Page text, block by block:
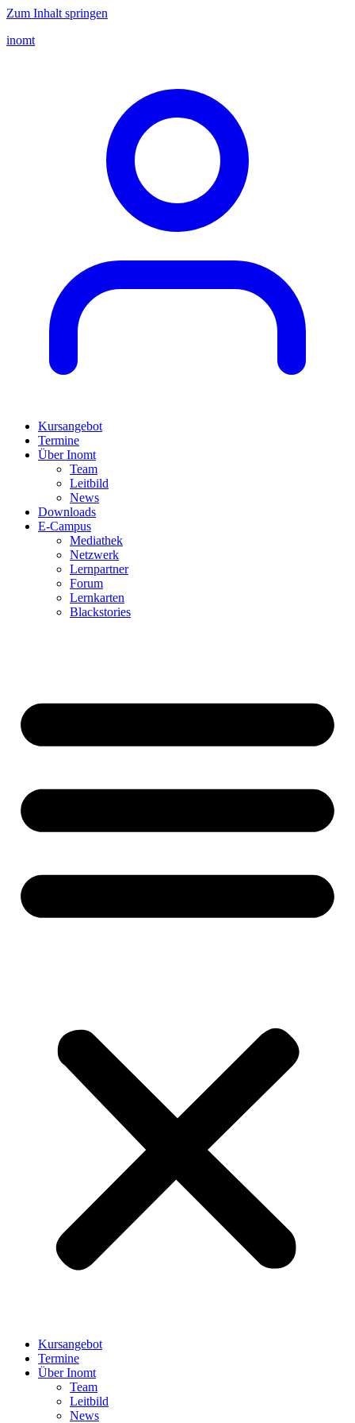
Zum Inhalt springen
inomt
Kursangebot
Termine
Über Inomt
Team
Leitbild
News
Downloads
E-Campus
Mediathek
Netzwerk
Lernpartner
Forum
Lernkarten
Blackstories
Kursangebot
Termine
Über Inomt
Team
Leitbild
News